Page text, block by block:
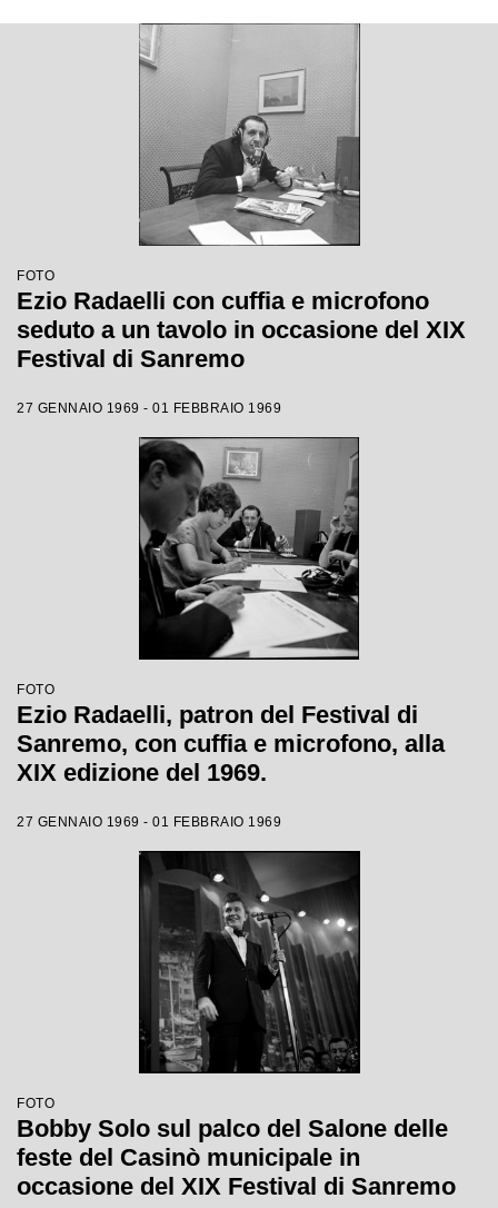
FOTO
Ezio Radaelli con cuffia e microfono
seduto a un tavolo in occasione del XIX
Festival di Sanremo
27 GENNAIO 1969 - 01 FEBBRAIO 1969
FOTO
Ezio Radaelli, patron del Festival di
Sanremo, con cuffia e microfono, alla
XIX edizione del 1969.
27 GENNAIO 1969 - 01 FEBBRAIO 1969
FOTO
Bobby Solo sul palco del Salone delle
feste del Casinò municipale in
occasione del XIX Festival di Sanremo